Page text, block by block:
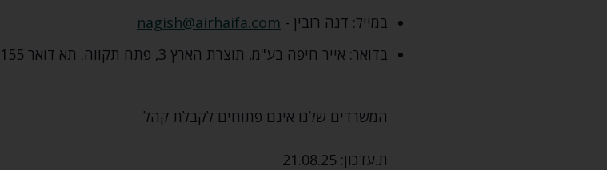
במייל: דנה רובין - nagish@airhaifa.com
בדואר: אייר חיפה בע"מ‚ תוצרת הארץ 3‚ פתח תקווה. תא דואר 11155‚ מיקוד 4934829
המשרדים שלנו אינם פתוחים לקבלת קהל
ת.עדכון: 21.08.25